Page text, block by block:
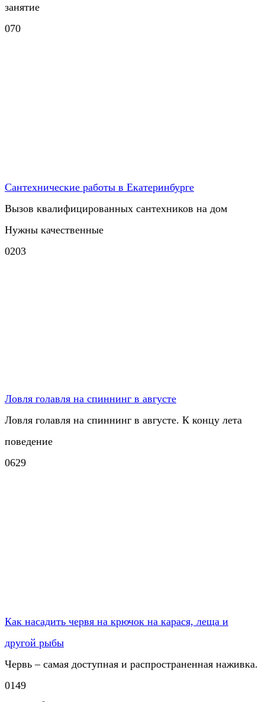
занятие
070
Сантехнические работы в Екатеринбурге
Вызов квалифицированных сантехников на дом
Нужны качественные
0203
Ловля голавля на спиннинг в августе
Ловля голавля на спиннинг в августе. К концу лета
поведение
0629
Как насадить червя на крючок на карася, леща и
другой рыбы
Червь – самая доступная и распространенная наживка.
0149